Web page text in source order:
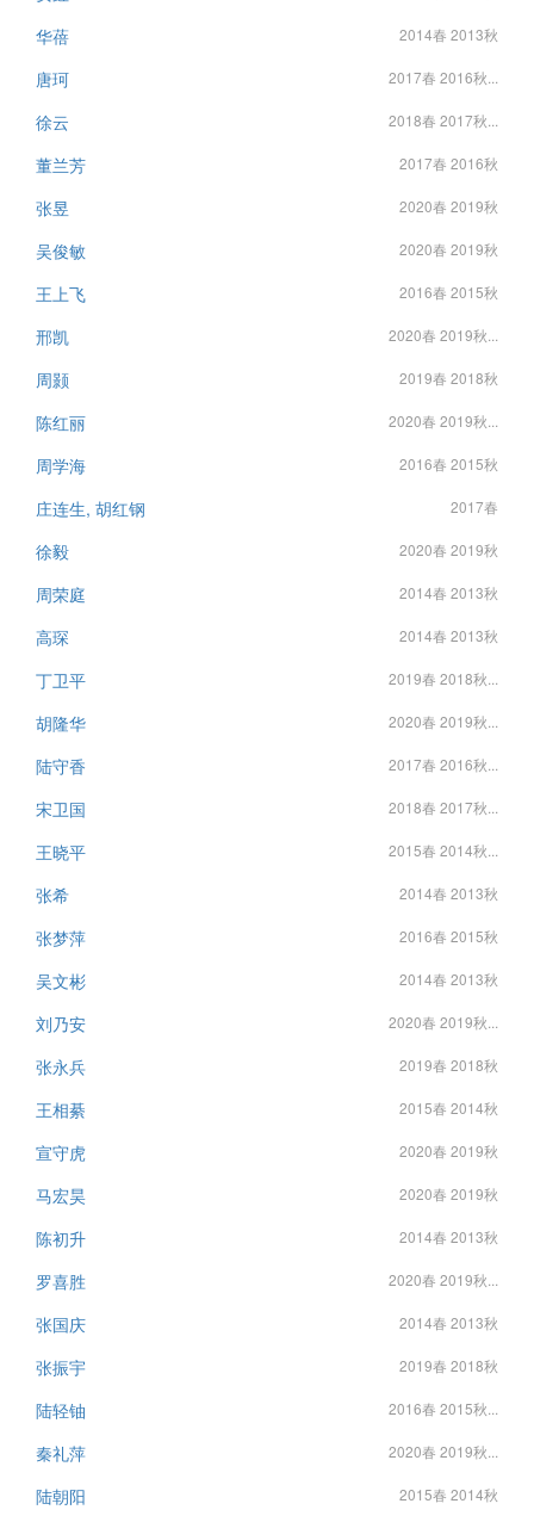
华蓓 2014春 2013秋
唐珂 2017春 2016秋...
徐云 2018春 2017秋...
董兰芳 2017春 2016秋
张昱 2020春 2019秋
吴俊敏 2020春 2019秋
王上飞 2016春 2015秋
邢凯 2020春 2019秋...
周颢 2019春 2018秋
陈红丽 2020春 2019秋...
周学海 2016春 2015秋
庄连生, 胡红钢 2017春
徐毅 2020春 2019秋
周荣庭 2014春 2013秋
高琛 2014春 2013秋
丁卫平 2019春 2018秋...
胡隆华 2020春 2019秋...
陆守香 2017春 2016秋...
宋卫国 2018春 2017秋...
王晓平 2015春 2014秋...
张希 2014春 2013秋
张梦萍 2016春 2015秋
吴文彬 2014春 2013秋
刘乃安 2020春 2019秋...
张永兵 2019春 2018秋
王相綦 2015春 2014秋
宣守虎 2020春 2019秋
马宏昊 2020春 2019秋
陈初升 2014春 2013秋
罗喜胜 2020春 2019秋...
张国庆 2014春 2013秋
张振宇 2019春 2018秋
陆轻铀 2016春 2015秋...
秦礼萍 2020春 2019秋...
陆朝阳 2015春 2014秋